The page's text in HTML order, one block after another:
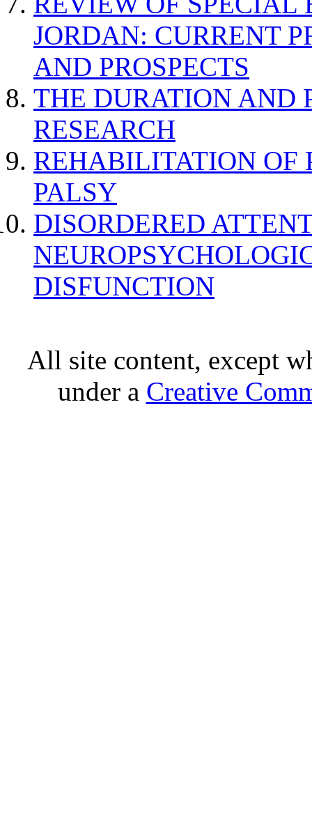
JORDAN: CURRENT
AND PROSPECTS
THE DURATION AND
RESEARCH
REHABILITATION OF
PALSY
DISORDERED
DISFUNCTION
All site content, except
under a Creative